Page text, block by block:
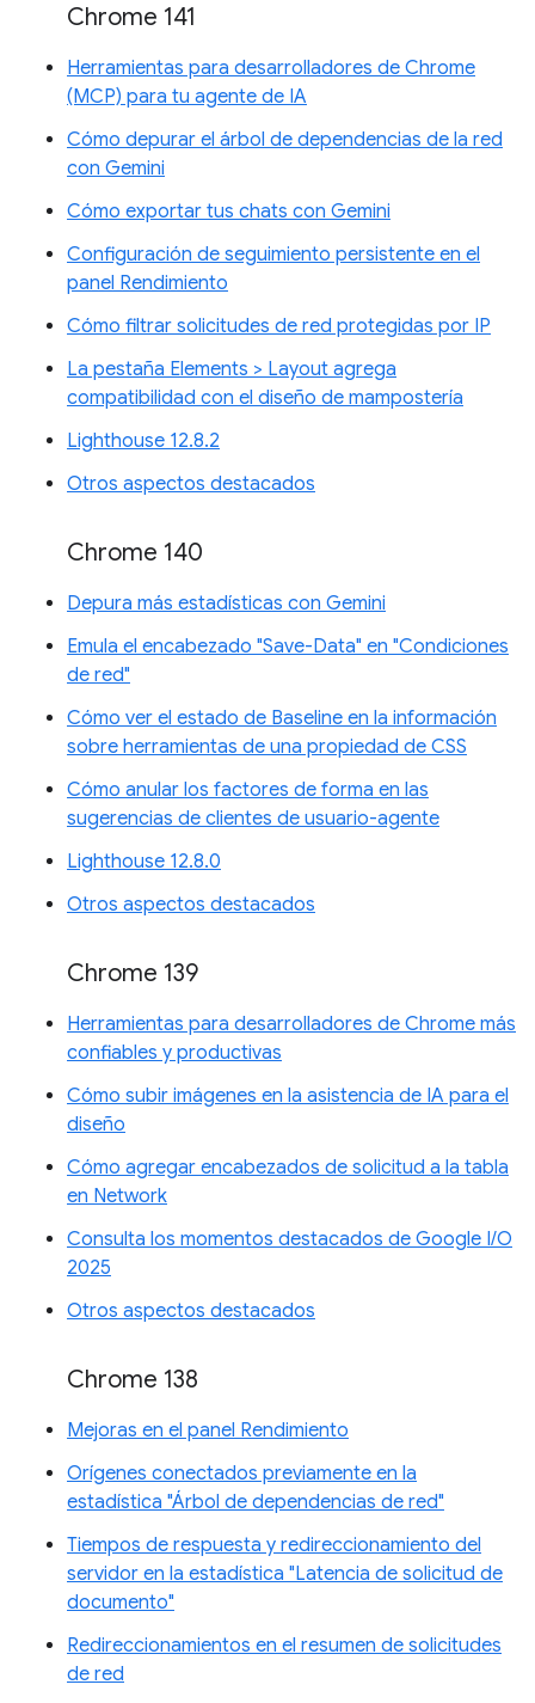
Chrome 141
Herramientas para desarrolladores de Chrome
(MCP) para tu agente de IA
Cómo depurar el árbol de dependencias de la red
con Gemini
Cómo exportar tus chats con Gemini
Configuración de seguimiento persistente en el
panel Rendimiento
Cómo filtrar solicitudes de red protegidas por IP
La pestaña Elements > Layout agrega
compatibilidad con el diseño de mampostería
Lighthouse 12.8.2
Otros aspectos destacados
Chrome 140
Depura más estadísticas con Gemini
Emula el encabezado "Save-Data" en "Condiciones
de red"
Cómo ver el estado de Baseline en la información
sobre herramientas de una propiedad de CSS
Cómo anular los factores de forma en las
sugerencias de clientes de usuario-agente
Lighthouse 12.8.0
Otros aspectos destacados
Chrome 139
Herramientas para desarrolladores de Chrome más
confiables y productivas
Cómo subir imágenes en la asistencia de IA para el
diseño
Cómo agregar encabezados de solicitud a la tabla
en Network
Consulta los momentos destacados de Google I/O
2025
Otros aspectos destacados
Chrome 138
Mejoras en el panel Rendimiento
Orígenes conectados previamente en la
estadística "Árbol de dependencias de red"
Tiempos de respuesta y redireccionamiento del
servidor en la estadística "Latencia de solicitud de
documento"
Redireccionamientos en el resumen de solicitudes
de red